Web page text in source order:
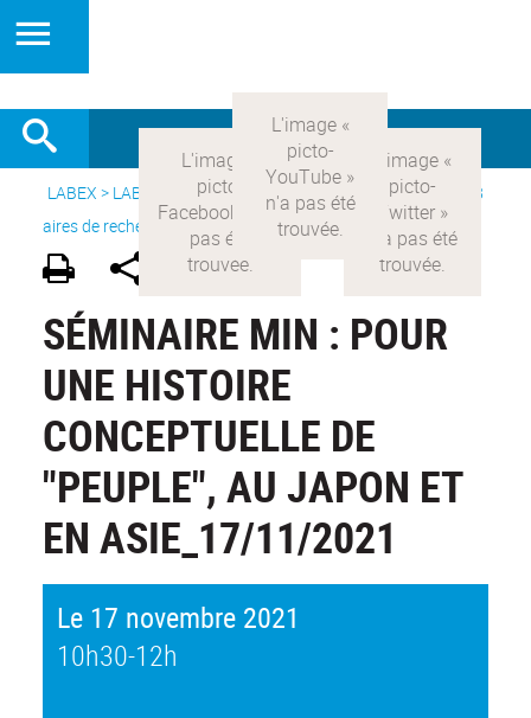
LABEX > LABEX COMOD> Version française > Recherche >
8
aires de recherche> Modernités asiatiques
SÉMINAIRE MIN : POUR
UNE HISTOIRE
CONCEPTUELLE DE
"PEUPLE", AU JAPON ET
EN ASIE_17/11/2021
Le 17 novembre 2021
10h30-12h